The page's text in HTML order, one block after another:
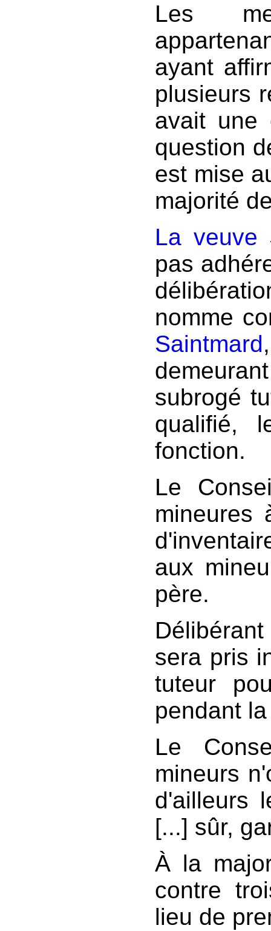
Les
ayant
plusieurs
avait une
question
est mise
majorité
La veuve
pas
nomme
Saintmard
subrogé
qualifié,
fonction.
Le
mineures
aux
père.
sera pris
tuteur
pendant
Le
mineurs
d'ailleurs
[...] sûr,
À la
contre
lieu de